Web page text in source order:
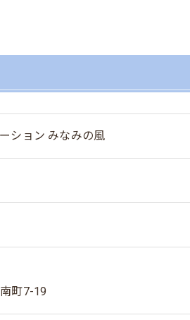
ション みなみの風
町7-19